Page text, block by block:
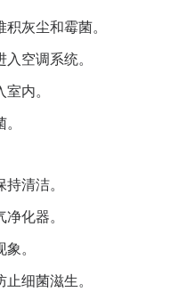
灰尘和霉菌。
空调系统。
内。
清洁。
化器。
。
细菌滋生。